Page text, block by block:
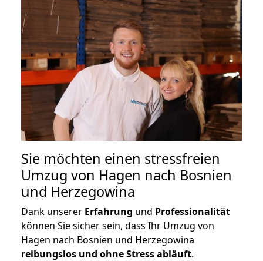
Sie möchten einen stressfreien
Umzug von Hagen nach Bosnien
und Herzegowina
Dank unserer Erfahrung und Professionalität
können Sie sicher sein, dass Ihr Umzug von
Hagen nach Bosnien und Herzegowina
reibungslos und ohne Stress abläuft.